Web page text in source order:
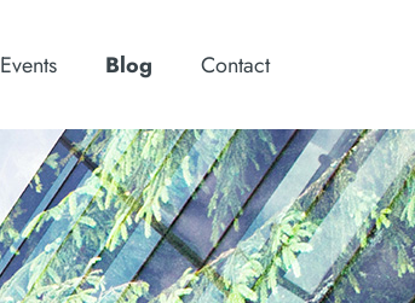
Events Blog Contact